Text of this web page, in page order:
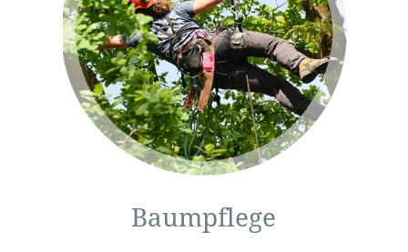
Kronenein-
kürzungen,
Einbau von
Kronen-
sicherungen…
Baumpflege